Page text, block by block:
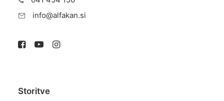
info@alfakan.si
Storitve